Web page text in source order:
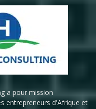
a pour mission
entrepreneurs d'Afrique et